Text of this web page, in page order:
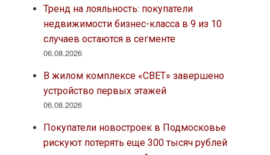
Тренд на лояльность: покупатели
недвижимости бизнес-класса в 9 из 10
случаев остаются в сегменте
06.08.2026
В жилом комплексе «СВЕТ» завершено
устройство первых этажей
06.08.2026
Покупатели новостроек в Подмосковье
рискуют потерять еще 300 тысяч рублей